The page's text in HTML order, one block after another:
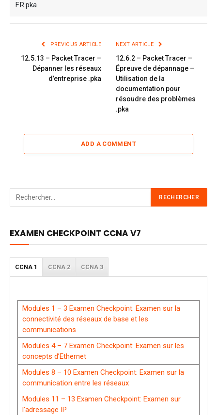
FR.pka
PREVIOUS ARTICLE
12.5.13 – Packet Tracer –
Dépanner les réseaux
d’entreprise .pka
NEXT ARTICLE
12.6.2 – Packet Tracer –
Épreuve de dépannage –
Utilisation de la
documentation pour
résoudre des problèmes
.pka
ADD A COMMENT
EXAMEN CHECKPOINT CCNA V7
CCNA 1 CCNA 2 CCNA 3
Modules 1 – 3 Examen Checkpoint: Examen sur la
connectivité des réseaux de base et les
communications
Modules 4 – 7 Examen Checkpoint: Examen sur les
concepts d’Ethernet
Modules 8 – 10 Examen Checkpoint: Examen sur la
communication entre les réseaux
Modules 11 – 13 Examen Checkpoint: Examen sur
l’adressage IP